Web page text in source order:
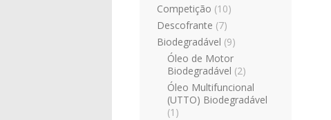
Competição (10)
Descofrante (7)
Biodegradável (9)
Óleo de Motor
Biodegradável (2)
Óleo Multifuncional
(UTTO) Biodegradável
(1)